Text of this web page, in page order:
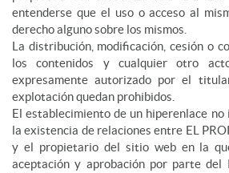
entenderse que el uso o acceso al
derecho alguno sobre los mismos.
La distribución, modificación, cesión o
los contenidos y cualquier otro
expresamente autorizado por el
explotación quedan prohibidos.
El establecimiento de un hiperenlace no
la existencia de relaciones entre EL
y el propietario del sitio web en la
aceptación y aprobación por parte del